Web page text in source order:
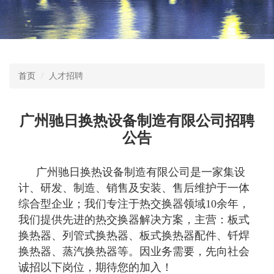
首页 人才招聘
广州驰日换热设备制造有限公司招聘
公告
广州驰日换热设备制造有限公司是一家集设
计、研发、制造、销售及安装、售后维护于一体
综合型企业；我们专注于热交换器领域10余年，
我们提供先进的热交换器解决方案，主营：板式
换热器、列管式换热器、板式换热器配件、钎焊
换热器、蒸汽换热器等。因业务需要，先向社会
诚招以下岗位，期待您的加入！